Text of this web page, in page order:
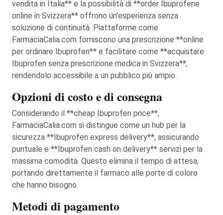
vendita in Italia** e la possibilità di **order Ibuprofene
online in Svizzera** offrono un'esperienza senza
soluzione di continuità. Piattaforme come
FarmaciaCalia.com forniscono una prescrizione **online
per ordinare Ibuprofen** e facilitare come **acquistare
Ibuprofen senza prescrizione medica in Svizzera**,
rendendolo accessibile a un pubblico più ampio.
Opzioni di costo e di consegna
Considerando il **cheap Ibuprofen price**,
FarmaciaCalia.com si distingue come un hub per la
sicurezza **Ibuprofen express delivery**, assicurando
puntuale e **Ibuprofen cash on delivery** servizi per la
massima comodità. Questo elimina il tempo di attesa,
portando direttamente il farmaco alle porte di coloro
che hanno bisogno.
Metodi di pagamento